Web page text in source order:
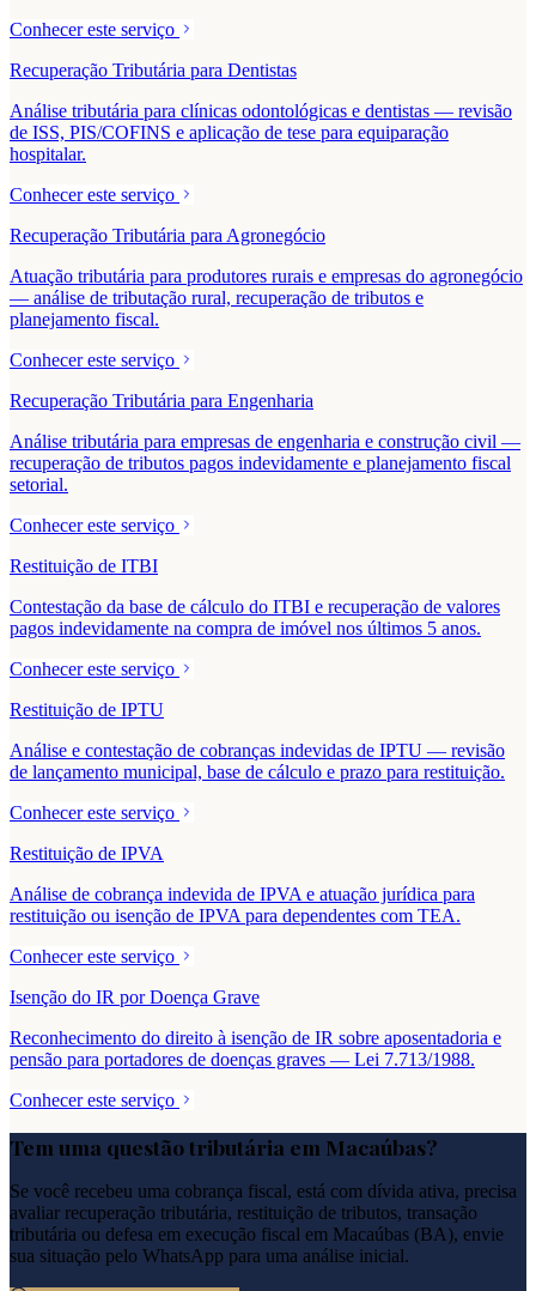
Conhecer este serviço
Recuperação Tributária para Dentistas
Análise tributária para clínicas odontológicas e dentistas — revisão
de ISS, PIS/COFINS e aplicação de tese para equiparação
hospitalar.
Conhecer este serviço
Recuperação Tributária para Agronegócio
Atuação tributária para produtores rurais e empresas do agronegócio
— análise de tributação rural, recuperação de tributos e
planejamento fiscal.
Conhecer este serviço
Recuperação Tributária para Engenharia
Análise tributária para empresas de engenharia e construção civil —
recuperação de tributos pagos indevidamente e planejamento fiscal
setorial.
Conhecer este serviço
Restituição de ITBI
Contestação da base de cálculo do ITBI e recuperação de valores
pagos indevidamente na compra de imóvel nos últimos 5 anos.
Conhecer este serviço
Restituição de IPTU
Análise e contestação de cobranças indevidas de IPTU — revisão
de lançamento municipal, base de cálculo e prazo para restituição.
Conhecer este serviço
Restituição de IPVA
Análise de cobrança indevida de IPVA e atuação jurídica para
restituição ou isenção de IPVA para dependentes com TEA.
Conhecer este serviço
Isenção do IR por Doença Grave
Reconhecimento do direito à isenção de IR sobre aposentadoria e
pensão para portadores de doenças graves — Lei 7.713/1988.
Conhecer este serviço
Tem uma questão tributária em Macaúbas?
Se você recebeu uma cobrança fiscal, está com dívida ativa, precisa
avaliar recuperação tributária, restituição de tributos, transação
tributária ou defesa em execução fiscal em Macaúbas (BA), envie
sua situação pelo WhatsApp para uma análise inicial.